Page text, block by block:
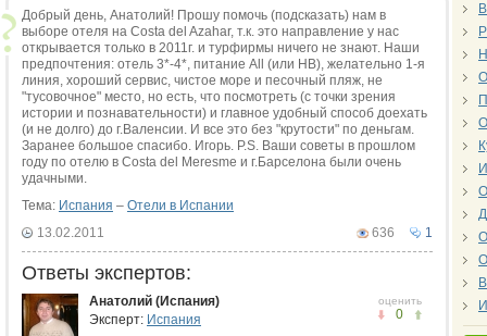
Добрый день, Анатолий! Прошу помочь (подсказать) нам в
выборе отеля на Costa del Azahar, т.к. это направление у нас
открывается только в 2011г. и турфирмы ничего не знают. Наши
предпочтения: отель 3*-4*, питание All (или НВ), желательно 1-я
линия, хороший сервис, чистое море и песочный пляж, не
"тусовочное" место, но есть, что посмотреть (с точки зрения
истории и познавательности) и главное удобный способ доехать
(и не долго) до г.Валенсии. И все это без "крутости" по деньгам.
Заранее большое спасибо. Игорь. P.S. Ваши советы в прошлом
году по отелю в Сosta del Meresme и г.Барселона были очень
удачными.
Тема: Испания – Отели в Испании
1
636
13.02.2011
Ответы экспертов:
оценить
0
Анатолий (Испания)
Эксперт: Испания